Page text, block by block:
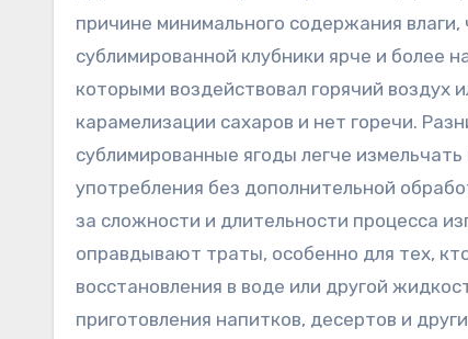
причине минимального содержания
сублимированной клубники ярче и более
которыми воздействовал горячий воздух
карамелизации сахаров и нет горечи.
сублимированные ягоды легче
употребления без дополнительной
за сложности и длительности процесса
оправдывают траты, особенно для тех,
восстановления в воде или другой
приготовления напитков, десертов и